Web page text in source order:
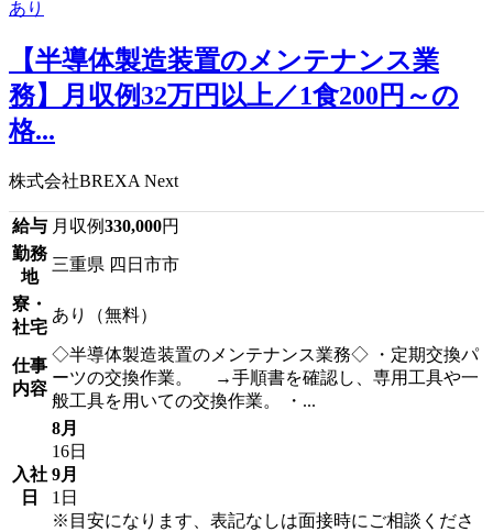
【半導体製造装置のメンテナンス業
務】月収例32万円以上／1食200円～の
格...
株式会社BREXA Next
給与 月収例330,000円
勤務
地
三重県 四日市市
寮・
社宅
あり（無料）
仕事
内容
◇半導体製造装置のメンテナンス業務◇ ・定期交換パ
ーツの交換作業。 →手順書を確認し、専用工具や一
般工具を用いての交換作業。 ・...
入社
日
8月
16日
9月
1日
※目安になります、表記なしは面接時にご相談くださ